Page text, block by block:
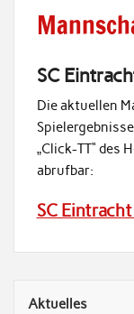
SC
Die aktuellen
„Click-TT“ des
abrufbar:
SC
Aktuelles